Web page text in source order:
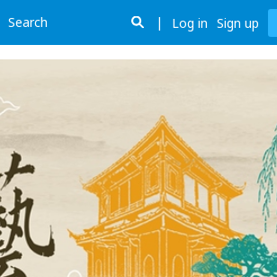
Search Log in Sign up